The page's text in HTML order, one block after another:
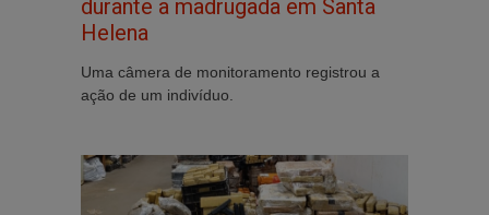
durante a madrugada em Santa
Helena
Uma câmera de monitoramento registrou a
ação de um indivíduo.